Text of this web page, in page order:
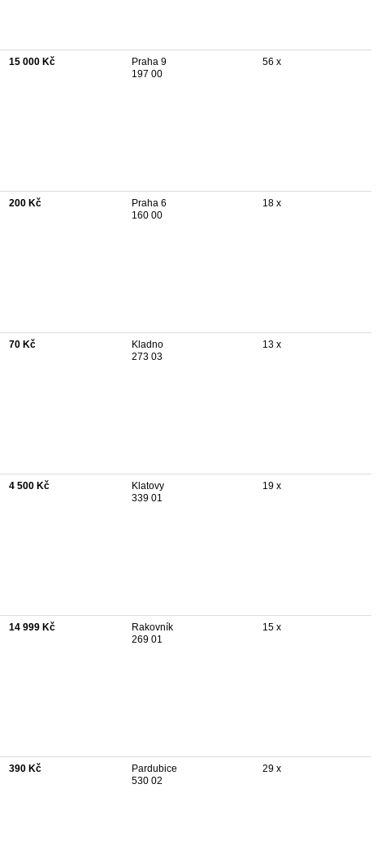
15 000 Kč
Praha 9
197 00
56 x
200 Kč
Praha 6
160 00
18 x
70 Kč
Kladno
273 03
13 x
4 500 Kč
Klatovy
339 01
19 x
14 999 Kč
Rakovník
269 01
15 x
390 Kč
Pardubice
530 02
29 x